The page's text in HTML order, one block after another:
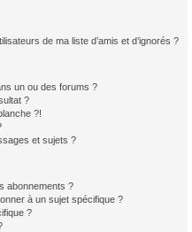
de ma liste d’amis et d’ignorés ?
un ou des forums ?
?
?!
et sujets ?
abonnements ?
à un sujet spécifique ?
?